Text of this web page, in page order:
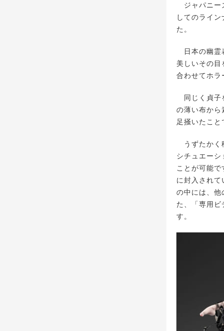
ジャパニー
してのライ
た。
日本の幽霊
美しいその目
合わせてホラ
同じく貞子
の薄い布から
足掻いたこと
うずたかく
シチュエーシ
ことが可能
に封入され
の中には、他
た、「専用
す。